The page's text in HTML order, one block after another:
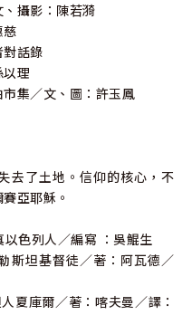
、攝影：陳若漪
慈
對話錄
以理
市集／文、圖：許玉鳳
去了土地。信仰的核心，不
亞耶穌。
色列人／編寫 ：吳鯤生
斯坦基督徒／著：阿瓦德／
夏庫爾／著：喀夫曼／譯：